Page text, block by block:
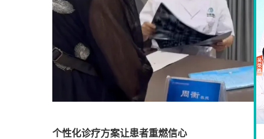
个性化诊疗方案让患者重燃信心